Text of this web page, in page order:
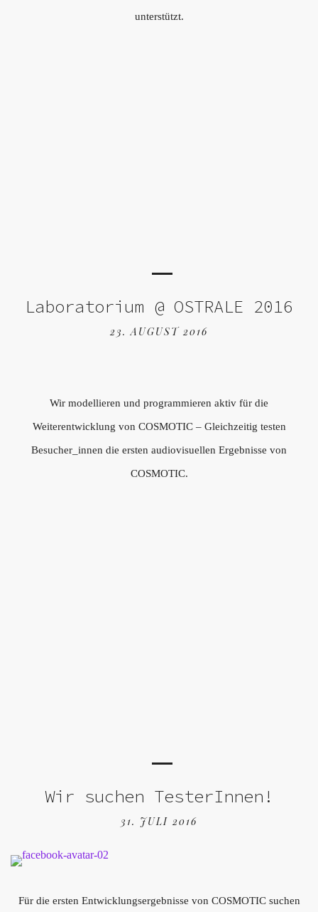
unterstützt.
Laboratorium @ OSTRALE 2016
23. AUGUST 2016
Wir modellieren und programmieren aktiv für die
Weiterentwicklung von COSMOTIC – Gleichzeitig testen
Besucher_innen die ersten audiovisuellen Ergebnisse von
COSMOTIC.
Wir suchen TesterInnen!
31. JULI 2016
Für die ersten Entwicklungsergebnisse von COSMOTIC suchen